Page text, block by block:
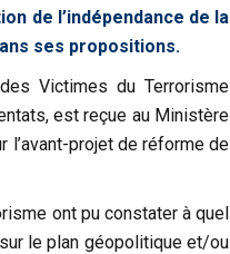
de l’indépendance de la
ses propositions.
Victimes du Terrorisme
est reçue au Ministère
l’avant-projet de réforme de
ont pu constater à quel
le plan géopolitique et/ou